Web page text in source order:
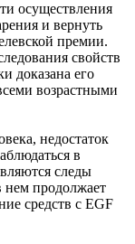
осуществления
и вернуть
премии.
свойств
доказана его
возрастными
недостаток
в
следы
нем продолжает
средств с EGF